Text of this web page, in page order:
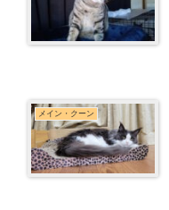
メイン・クーン